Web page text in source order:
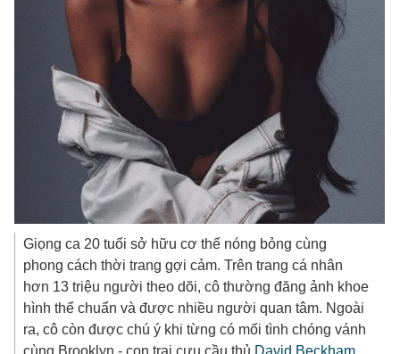
Giọng ca 20 tuổi sở hữu cơ thể nóng bỏng cùng
phong cách thời trang gợi cảm. Trên trang cá nhân
hơn 13 triệu người theo dõi, cô thường đăng ảnh khoe
hình thể chuẩn và được nhiều người quan tâm. Ngoài
ra, cô còn được chú ý khi từng có mối tình chóng vánh
cùng Brooklyn - con trai cựu cầu thủ David Beckham.